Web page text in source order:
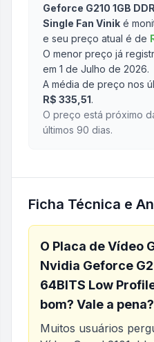
Geforce G210 1GB
Single Fan Vinik é
e seu preço atual é de
O menor preço já
em 1 de Julho de 2026.
A média de preço nos
R$ 335,51.
O preço está próximo
últimos 90 dias.
Ficha Técnica e
O Placa de Vídeo
Nvidia Geforce
64BITS Low
bom? Vale a pena?
Muitos usuários